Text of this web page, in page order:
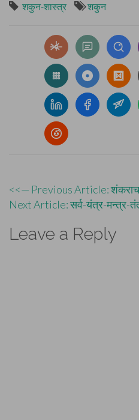
शकुन-शास्त्र शकुन
Post
navigation
<<— Previous Article:
Next Article: सर्व-यंत्र-मन्त्र-
Leave a Reply